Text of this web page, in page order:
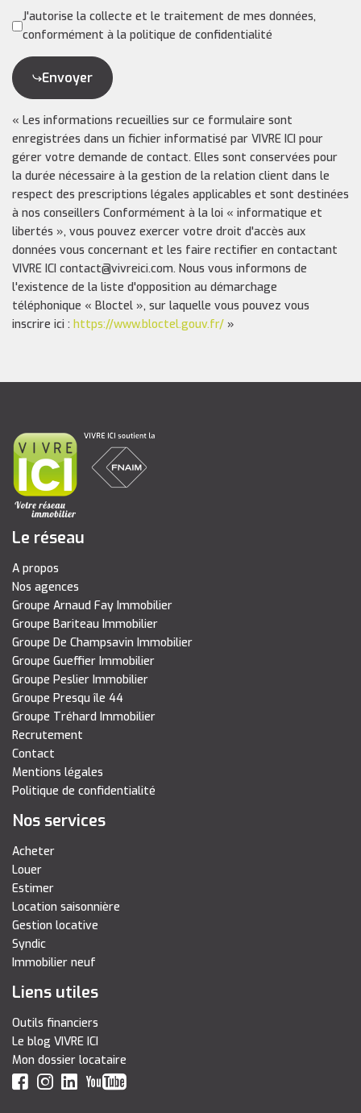
J'autorise la collecte et le traitement de mes données,
conformément à la politique de confidentialité
Envoyer
« Les informations recueillies sur ce formulaire sont
enregistrées dans un fichier informatisé par VIVRE ICI pour
gérer votre demande de contact. Elles sont conservées pour
la durée nécessaire à la gestion de la relation client dans le
respect des prescriptions légales applicables et sont destinées
à nos conseillers Conformément à la loi « informatique et
libertés », vous pouvez exercer votre droit d'accès aux
données vous concernant et les faire rectifier en contactant
VIVRE ICI contact@vivreici.com. Nous vous informons de
l'existence de la liste d'opposition au démarchage
téléphonique « Bloctel », sur laquelle vous pouvez vous
inscrire ici : https://www.bloctel.gouv.fr/ »
Le réseau
A propos
Nos agences
Groupe Arnaud Fay Immobilier
Groupe Bariteau Immobilier
Groupe De Champsavin Immobilier
Groupe Gueffier Immobilier
Groupe Peslier Immobilier
Groupe Presqu île 44
Groupe Tréhard Immobilier
Recrutement
Contact
Mentions légales
Politique de confidentialité
Nos services
Acheter
Louer
Estimer
Location saisonnière
Gestion locative
Syndic
Immobilier neuf
Liens utiles
Outils financiers
Le blog VIVRE ICI
Mon dossier locataire